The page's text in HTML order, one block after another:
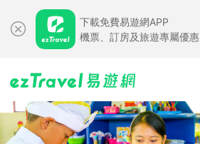
下載免費易遊網APP
機票、訂房及旅遊專屬優惠